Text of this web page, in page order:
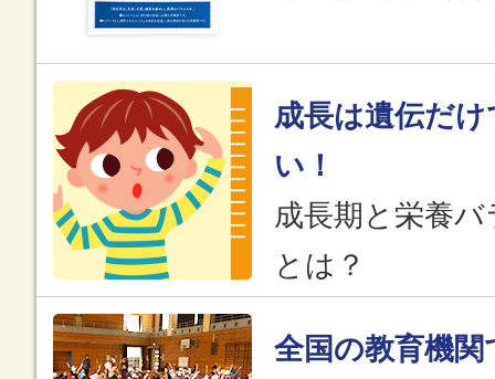
成長は遺伝だ
い！
成長期と栄養
とは？
全国の教育機関